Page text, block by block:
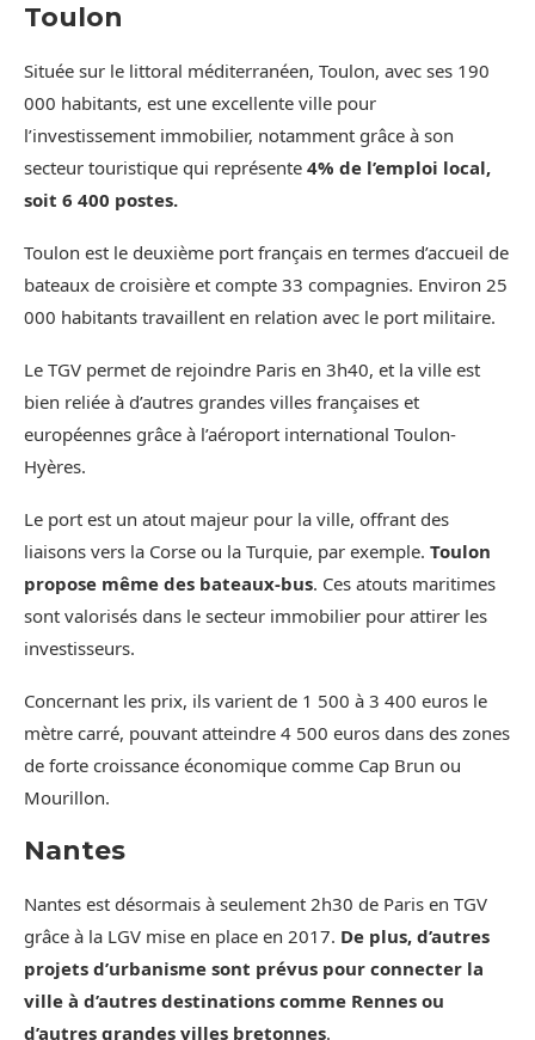
Toulon
Située sur le littoral méditerranéen, Toulon, avec ses 190
000 habitants, est une excellente ville pour
l’investissement immobilier, notamment grâce à son
secteur touristique qui représente 4% de l’emploi local,
soit 6 400 postes.
Toulon est le deuxième port français en termes d’accueil de
bateaux de croisière et compte 33 compagnies. Environ 25
000 habitants travaillent en relation avec le port militaire.
Le TGV permet de rejoindre Paris en 3h40, et la ville est
bien reliée à d’autres grandes villes françaises et
européennes grâce à l’aéroport international Toulon-
Hyères.
Le port est un atout majeur pour la ville, offrant des
liaisons vers la Corse ou la Turquie, par exemple. Toulon
propose même des bateaux-bus. Ces atouts maritimes
sont valorisés dans le secteur immobilier pour attirer les
investisseurs.
Concernant les prix, ils varient de 1 500 à 3 400 euros le
mètre carré, pouvant atteindre 4 500 euros dans des zones
de forte croissance économique comme Cap Brun ou
Mourillon.
Nantes
Nantes est désormais à seulement 2h30 de Paris en TGV
grâce à la LGV mise en place en 2017. De plus, d’autres
projets d’urbanisme sont prévus pour connecter la
ville à d’autres destinations comme Rennes ou
d’autres grandes villes bretonnes.